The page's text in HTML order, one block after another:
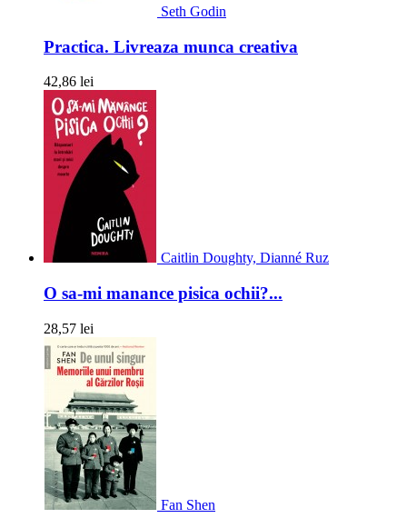
Seth Godin
Practica. Livreaza munca creativa
42,86 lei
Caitlin Doughty, Dianné Ruz
O sa-mi manance pisica ochii?...
28,57 lei
Fan Shen